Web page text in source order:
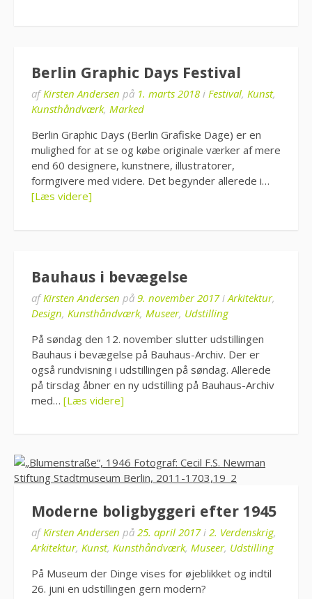
Berlin Graphic Days Festival
afKirsten Andersen på 1. marts 2018 i Festival, Kunst,
Kunsthåndværk, Marked
Berlin Graphic Days (Berlin Grafiske Dage) er en
mulighed for at se og købe originale værker af mere
end 60 designere, kunstnere, illustratorer,
formgivere med videre. Det begynder allerede i…
[Læs videre]
Bauhaus i bevægelse
afKirsten Andersen på 9. november 2017i Arkitektur,
Design, Kunsthåndværk, Museer, Udstilling
På søndag den 12. november slutter udstillingen
Bauhaus i bevægelse på Bauhaus-Archiv. Der er
også rundvisning i udstillingen på søndag. Allerede
på tirsdag åbner en ny udstilling på Bauhaus-Archiv
med… [Læs videre]
Moderne boligbyggeri efter 1945
afKirsten Andersen på 25. april 2017i 2. Verdenskrig,
Arkitektur, Kunst, Kunsthåndværk, Museer, Udstilling
På Museum der Dinge vises for øjeblikket og indtil
26. juni en udstillingen gern modern?